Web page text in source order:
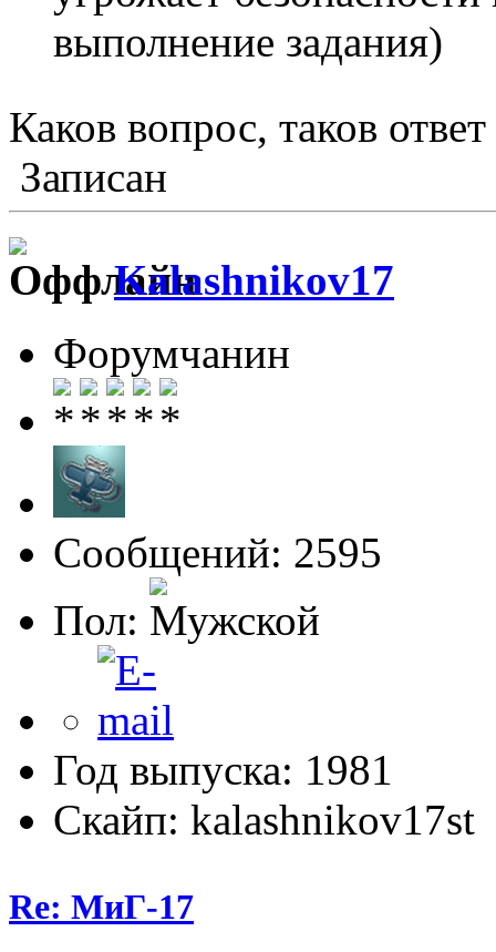
выполнение задания)
Каков вопрос, таков ответ
Записан
Kalashnikov17
Форумчанин
Сообщений: 2595
Пол:
Год выпуска: 1981
Скайп: kalashnikov17st
Re: МиГ-17